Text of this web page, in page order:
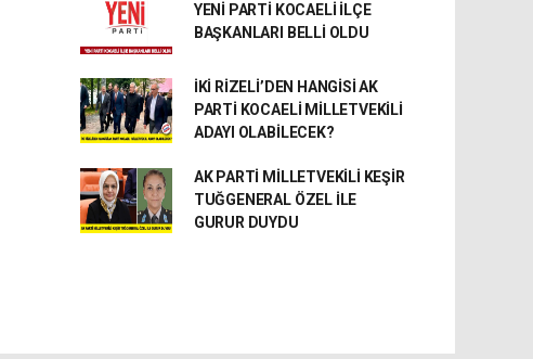
YENİ PARTİ KOCAELİ İLÇE
BAŞKANLARI BELLİ OLDU
İKİ RİZELİ’DEN HANGİSİ AK
PARTİ KOCAELİ MİLLETVEKİLİ
ADAYI OLABİLECEK?
AK PARTİ MİLLETVEKİLİ KEŞİR
TUĞGENERAL ÖZEL İLE
GURUR DUYDU